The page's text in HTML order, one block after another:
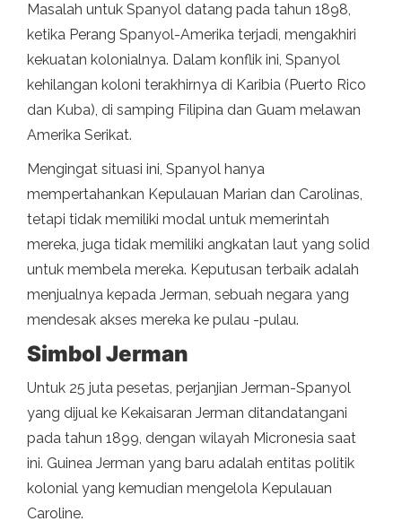
Masalah untuk Spanyol datang pada tahun 1898,
ketika Perang Spanyol-Amerika terjadi, mengakhiri
kekuatan kolonialnya. Dalam konflik ini, Spanyol
kehilangan koloni terakhirnya di Karibia (Puerto Rico
dan Kuba), di samping Filipina dan Guam melawan
Amerika Serikat.
Mengingat situasi ini, Spanyol hanya
mempertahankan Kepulauan Marian dan Carolinas,
tetapi tidak memiliki modal untuk memerintah
mereka, juga tidak memiliki angkatan laut yang solid
untuk membela mereka. Keputusan terbaik adalah
menjualnya kepada Jerman, sebuah negara yang
mendesak akses mereka ke pulau -pulau.
Simbol Jerman
Untuk 25 juta pesetas, perjanjian Jerman-Spanyol
yang dijual ke Kekaisaran Jerman ditandatangani
pada tahun 1899, dengan wilayah Micronesia saat
ini. Guinea Jerman yang baru adalah entitas politik
kolonial yang kemudian mengelola Kepulauan
Caroline.